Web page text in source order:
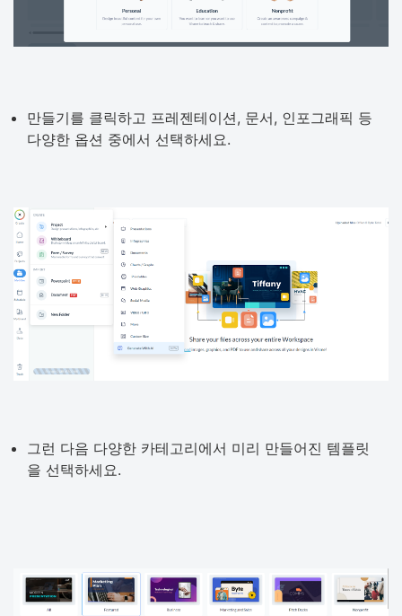
만들기를 클릭하고 프레젠테이션, 문서, 인포그래픽 등
다양한 옵션 중에서 선택하세요.
그런 다음 다양한 카테고리에서 미리 만들어진 템플릿
을 선택하세요.